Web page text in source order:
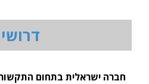
חברה ישראלית בתחום